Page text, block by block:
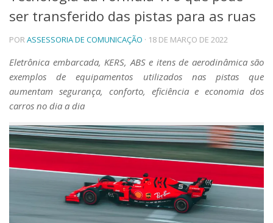
Telefones e Mapas
Pessoas
Ensino
Graduação
Pós-Graduação
Educação a distância
Cursos de Extensão
Linhas de Pesquisa
Centros, Núcleos e Projetos em Rede
Iniciação Científica
Transferência de Tecnologia
Empresas Juniores
Extensão à Comunidade
ser transferido das pistas para as ruas
PORASSESSORIA DE COMUNICAÇÃO · 18 DE MARÇO DE 2022
Eletrônica embarcada, KERS, ABS e itens de aerodinâmica são
exemplos de equipamentos utilizados nas pistas que
aumentam segurança, conforto, eficiência e economia dos
carros no dia a dia